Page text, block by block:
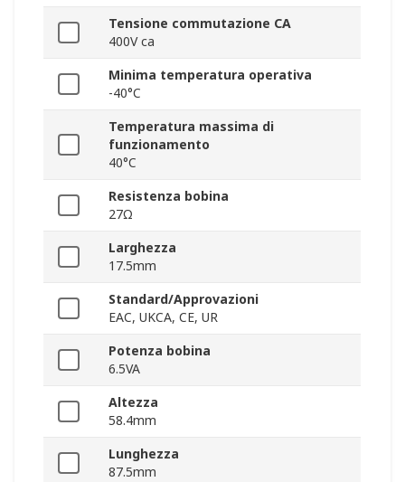
Tensione commutazione CA
400V ca
Minima temperatura operativa
-40°C
Temperatura massima di
funzionamento
40°C
Resistenza bobina
27Ω
Larghezza
17.5mm
Standard/Approvazioni
EAC, UKCA, CE, UR
Potenza bobina
6.5VA
Altezza
58.4mm
Lunghezza
87.5mm